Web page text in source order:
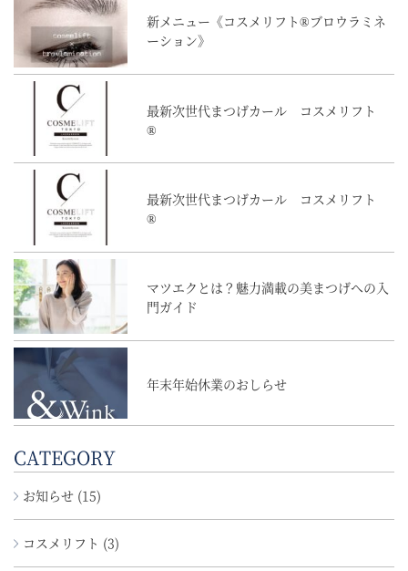
新メニュー《コスメリフト®︎ブロウラミネ
ーション》
最新次世代まつげカール コスメリフト
®
最新次世代まつげカール コスメリフト
®
マツエクとは？魅力満載の美まつげへの入
門ガイド
年末年始休業のおしらせ
CATEGORY
お知らせ (15)
コスメリフト (3)